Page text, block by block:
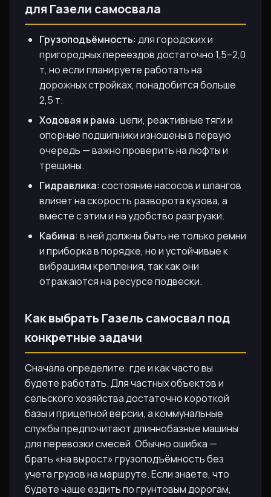
для Газели самосвала
Грузоподъёмность: для городских и
пригородных переездов достаточно 1,5–2,0
т, но если планируете работать на
дорожных стройках, понадобится больше
2,5 т.
Ходовая и рама: цепи, реактивные тяги и
опорные подшипники изношены в первую
очередь — важно проверить на люфты и
трещины.
Гидравлика: состояние насосов и шлангов
влияет на скорость разворота кузова, а
вместе с этим и на удобство разгрузки.
Кабина: в ней должны быть не только ремни
и приборка в порядке, но и устойчивые к
вибрациям крепления, так как они
отражаются на ресурсе подвески.
Как выбрать Газель самосвал под
конкретные задачи
Сначала определите: где и как часто вы
будете работать. Для частных объектов и
сельского хозяйства достаточно короткой
базы и прицепной версии, а коммунальные
службы предпочитают длиннобазные машины
для перевозки смесей. Обычно ошибка —
брать «на вырост» грузоподъёмность без
учета грузов на маршруте. Если знаете, что
будете чаще ездить по грунтовым дорогам,